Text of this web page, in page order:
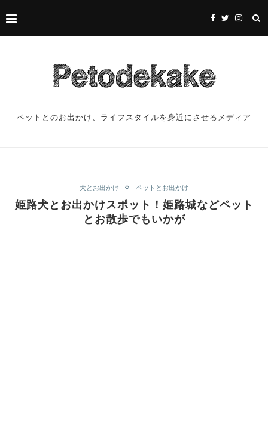
ペットとのお出かけ、ライフスタイルを身近にさせるメディア
犬とお出かけ ペットとお出かけ
姫路犬とお出かけスポット！姫路城などペット
とお散歩でもいかが